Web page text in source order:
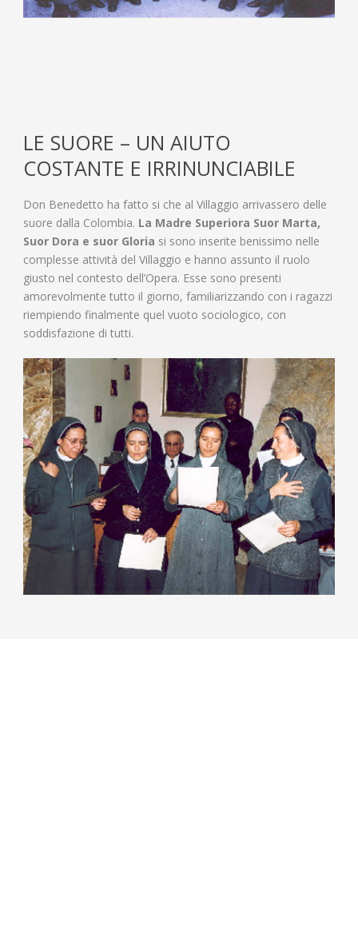
LE SUORE – UN AIUTO
COSTANTE E IRRINUNCIABILE
Don Benedetto ha fatto si che al Villaggio arrivassero delle
suore dalla Colombia. La Madre Superiora Suor Marta,
Suor Dora e suor Gloria si sono inserite benissimo nelle
complesse attività del Villaggio e hanno assunto il ruolo
giusto nel contesto dell’Opera. Esse sono presenti
amorevolmente tutto il giorno, familiarizzando con i ragazzi
riempiendo finalmente quel vuoto sociologico, con
soddisfazione di tutti.